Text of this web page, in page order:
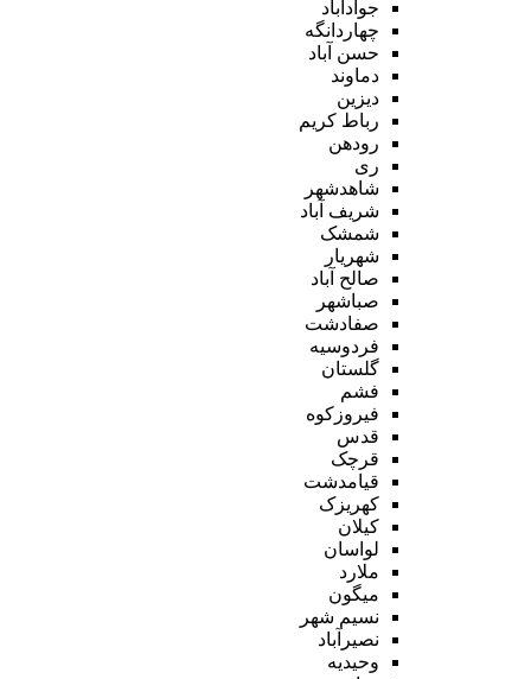
جوادآباد
چهاردانگه
حسن آباد
دماوند
دیزین
رباط کریم
رودهن
ری
شاهدشهر
شریف آباد
شمشک
شهریار
صالح آباد
صباشهر
صفادشت
فردوسیه
گلستان
فشم
فیروزکوه
قدس
قرچک
قیامدشت
کهریزک
کیلان
لواسان
ملارد
میگون
نسیم شهر
نصیرآباد
وحیدیه